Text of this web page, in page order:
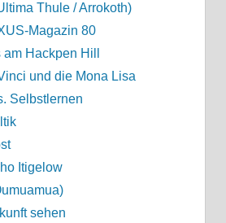
Thule / Arrokoth)
Magazin 80
Hackpen Hill
und die Mona Lisa
Selbstlernen
Itigelow
sehen